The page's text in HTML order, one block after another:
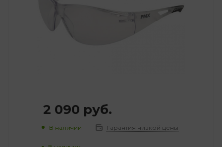
2 090 руб.
В наличии Гарантия низкой цены